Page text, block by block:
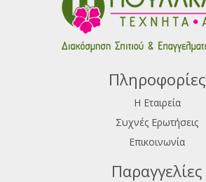
Πληροφορίες
Η Εταιρεία
Συχνές Ερωτήσεις
Επικοινωνία
Παραγγελίες